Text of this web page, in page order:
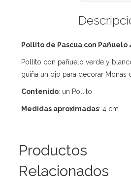
Pollito de Pascua con Pañuelo
Pollito con pañuelo verde y
guiña un ojo para decorar Monas
Contenido: un Pollito
Medidas aproximadas: 4 cm
Productos
Relacionados